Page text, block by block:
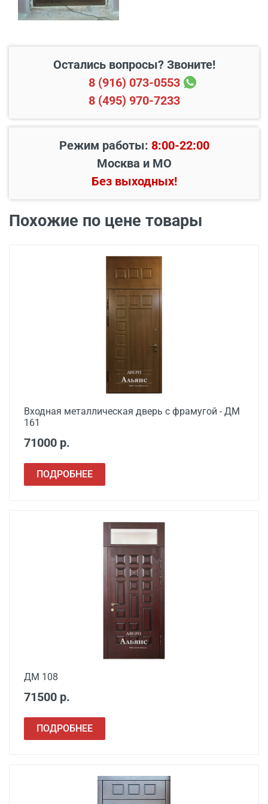
Наименование вида
Цена, руб.
от 1000
монтажной пеной
от 1500
Сварочные работы от 1000
Остались вопросы? Звоните!
8 (916) 073-0553
8 (495) 970-7233
Режим работы: 8:00-22:00
Москва и МО
Без выходных!
Похожие по цене товары
Входная металлическая дверь с фрамугой - ДМ
161
71000 р.
ПОДРОБНЕЕ
ДМ 108
71500 р.
ПОДРОБНЕЕ